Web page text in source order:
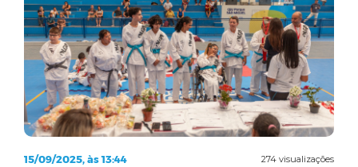
274 visualizações
15/09/2025, às 13:44